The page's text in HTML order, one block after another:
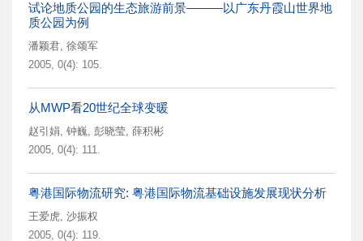
试论地质公园的生态旅游前景———以广东丹霞山世界地
质公园为例
潘颖君, 徐颂军
2005, 0(4): 105.
从MWP看20世纪全球变暖
赵引娟, 钟巍, 彭晓莹, 薛积彬
2005, 0(4): 111.
粤港国际物流研究: 粤港国际物流基础设施发展现状分析
王爱虎, 沙振权
2005, 0(4): 119.